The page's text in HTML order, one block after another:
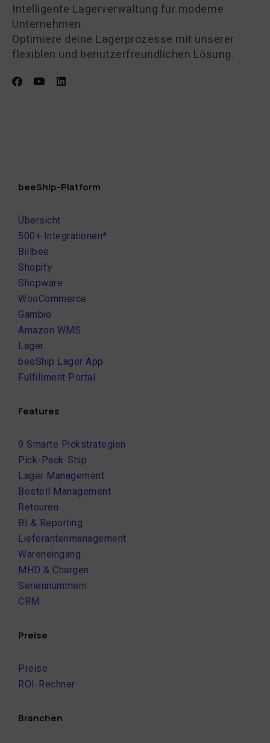
Intelligente Lagerverwaltung für moderne
Unternehmen.
Optimiere deine Lagerprozesse mit unserer
flexiblen und benutzerfreundlichen Lösung.
beeShip-Platform
Übersicht
500+ Integrationen*
Billbee
Shopify
Shopware
WooCommerce
Gambio
Amazon WMS
Lager
beeShip Lager App
Fulfillment Portal
Features
9 Smarte Pickstrategien
Pick-Pack-Ship
Lager Management
Bestell Management
Retouren
BI & Reporting
Lieferantenmanagement
Wareneingang
MHD & Chargen
Seriennummern
CRM
Preise
Preise
ROI-Rechner
Branchen